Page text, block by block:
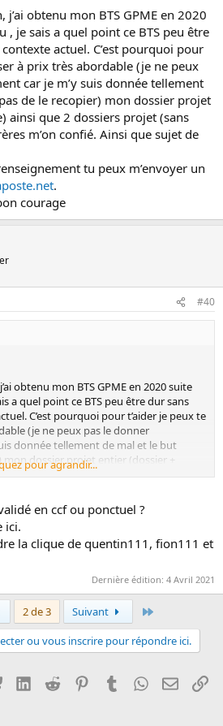
j’ai obtenu mon BTS GPME en 2020
, je sais a quel point ce BTS peu être
actuel. C’est pourquoi pour
à prix très abordable (je ne peux
car je m’y suis donnée tellement
de le recopier) mon dossier projet
ainsi que 2 dossiers projet (sans
m’on confié. Ainsi que sujet de
tu peux m’envoyer un
.
courage
#40
obtenu mon BTS GPME en 2020 suite
a quel point ce BTS peu être dur sans
C’est pourquoi pour t’aider je peux te
(je ne peux pas le donner
donnée tellement de mal et le but
dossier projet entier (dossier +
projet (sans annexes) que mes
que sujet de BTS Blanc et corrigé.
tu peux m’envoyer un mail :
.
courage
pour agrandir...
en ccf ou ponctuel ?
ici.
la clique de quentin111, fion111 et
Dernière édition: 4 Avril 2021
2 de 3 Suivant
ou vous inscrire pour répondre ici.
BlueskyLinkedInReddit PinterestTumblrWhatsApp
Email